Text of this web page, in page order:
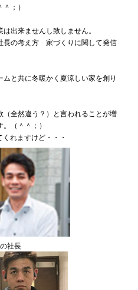
；）
出来ませんし致しません。
長の考え方 家づくりに関して発信
と共に冬暖かく夏涼しい家を創り
全然違う？）と言われることが増
（＾＾；）
れますけど・・・
社長